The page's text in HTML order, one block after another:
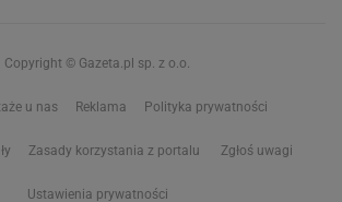
Copyright © Gazeta.pl sp. z o.o.
u nas Reklama Polityka prywatności
Zasady korzystania z portalu Zgłoś uwagi
Ustawienia prywatności